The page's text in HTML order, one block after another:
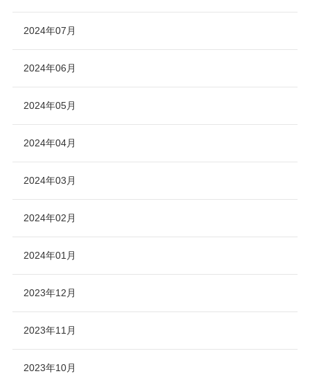
2024年07月
2024年06月
2024年05月
2024年04月
2024年03月
2024年02月
2024年01月
2023年12月
2023年11月
2023年10月